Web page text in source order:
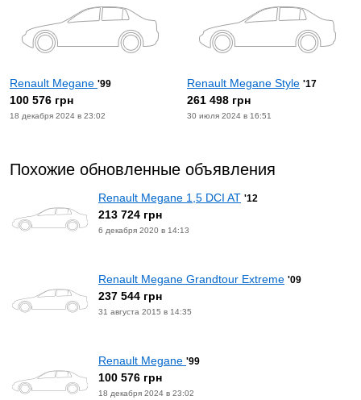
Renault Megane '99
100 576 грн
18 декабря 2024 в 23:02
Renault Megane Style '17
261 498 грн
30 июля 2024 в 16:51
Похожие обновленные объявления
Renault Megane 1,5 DCI AT '12
213 724 грн
6 декабря 2020 в 14:13
Renault Megane Grandtour Extreme '09
237 544 грн
31 августа 2015 в 14:35
Renault Megane '99
100 576 грн
18 декабря 2024 в 23:02